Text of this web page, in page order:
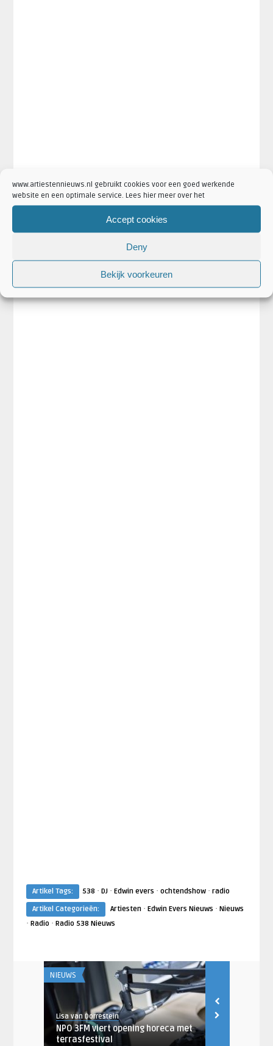
www.artiestennieuws.nl gebruikt cookies voor een goed werkende
website en een optimale service. Lees hier meer over het
Accept cookies
Deny
Bekijk voorkeuren
Artikel Tags: 538 · DJ· Edwin evers · ochtendshow· radio
Artikel Categorieën:
Artiesten· Edwin Evers Nieuws · Nieuws
· Radio· Radio 538 Nieuws
NIEUWS
Lisa van Dorrestein
NPO 3FM viert opening horeca met
terrasfestival